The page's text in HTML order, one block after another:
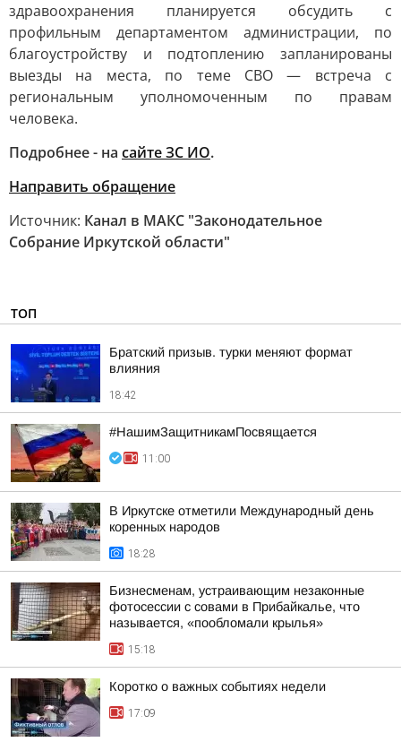
здравоохранения планируется обсудить с
профильным департаментом администрации, по
благоустройству и подтоплению запланированы
выезды на места, по теме СВО — встреча с
региональным уполномоченным по правам
человека.
Подробнее - на сайте ЗС ИО.
Направить обращение
Источник: Канал в МАКС "Законодательное
Собрание Иркутской области"
ТОП
Братский призыв. турки меняют формат
влияния
18:42
#НашимЗащитникамПосвящается
11:00
В Иркутске отметили Международный день
коренных народов
18:28
Бизнесменам, устраивающим незаконные
фотосессии с совами в Прибайкалье, что
называется, «пообломали крылья»
15:18
Коротко о важных событиях недели
17:09